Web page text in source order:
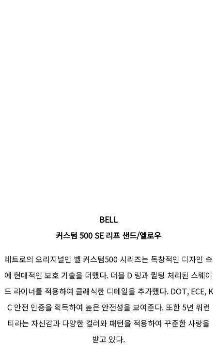
BELL
커스텀 500 SE 리프 샌드/옐로우
레트로의 오리지널인 벨 커스텀500 시리즈는 독창적인 디자인 속
에 현대적인 보호 기술을 더했다. 더블 D 링과 퀼팅 처리된 스웨이
드 라이너를 적용하여 클래식한 디테일을 추가했다. DOT, ECE, K
C 안전 인증을 획득하여 높은 안전성을 보여준다. 또한 5년 워런
티라는 자신감과 다양한 컬러와 패턴을 적용하여 꾸준한 사랑을
받고 있다.